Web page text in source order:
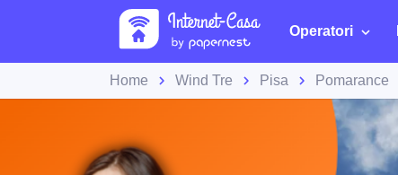
Operatori
Home Wind Tre Pisa Pomarance